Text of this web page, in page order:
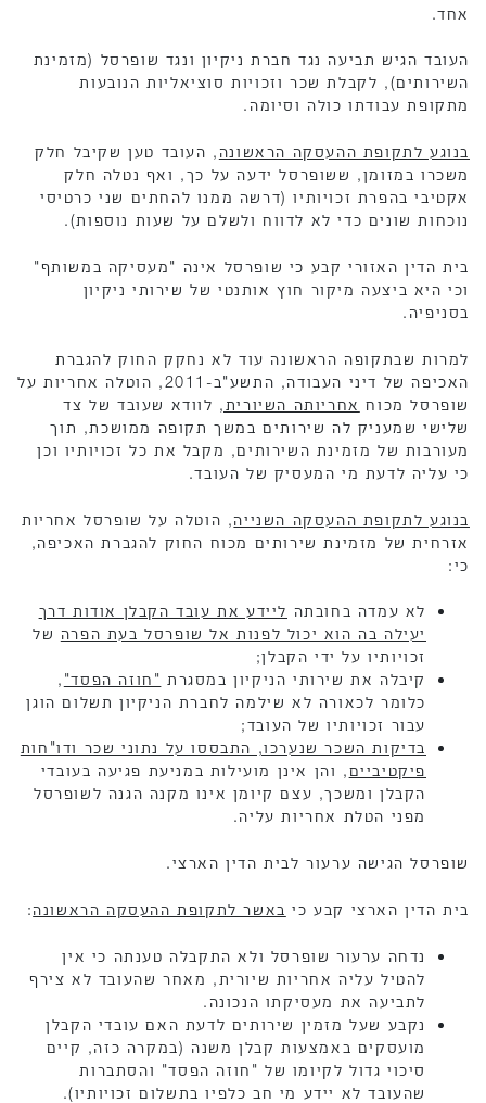
אחד.
העובד הגיש תביעה נגד חברת ניקיון ונגד שופרסל (מזמינת
השירותים), לקבלת שכר וזכויות סוציאליות הנובעות
מתקופת עבודתו כולה וסיומה.
בנוגע לתקופת ההעסקה הראשונה, העובד טען שקיבל חלק
משכרו במזומן, ששופרסל ידעה על כך, ואף נטלה חלק
אקטיבי בהפרת זכויותיו (דרשה ממנו להחתים שני כרטיסי
נוכחות שונים כדי לא לדווח ולשלם על שעות נוספות).
בית הדין האזורי קבע כי שופרסל אינה "מעסיקה במשותף"
וכי היא ביצעה מיקור חוץ אותנטי של שירותי ניקיון
בסניפיה.
למרות שבתקופה הראשונה עוד לא נחקק החוק להגברת
האכיפה של דיני העבודה, התשע"ב-2011, הוטלה אחריות על
שופרסל מכוח אחריותה השיורית, לוודא שעובד של צד
שלישי שמעניק לה שירותים במשך תקופה ממושכת, תוך
מעורבות של מזמינת השירותים, מקבל את כל זכויותיו וכן
כי עליה לדעת מי המעסיק של העובד.
בנוגע לתקופת ההעסקה השנייה, הוטלה על שופרסל אחריות
אזרחית של מזמינת שירותים מכוח החוק להגברת האכיפה,
כי:
לא עמדה בחובתה ליידע את עובד הקבלן אודות דרך
יעילה בה הוא יכול לפנות אל שופרסל בעת הפרה של
זכויותיו על ידי הקבלן;
קיבלה את שירותי הניקיון במסגרת "חוזה הפסד" ,
כלומר לכאורה לא שילמה לחברת הניקיון תשלום הוגן
עבור זכויותיו של העובד;
בדיקות השכר שנערכו, התבססו על נתוני שכר ודו"חות
פיקטיביים, והן אינן מועילות במניעת פגיעה בעובדי
הקבלן ומשכך, עצם קיומן אינו מקנה הגנה לשופרסל
מפני הטלת אחריות עליה.
שופרסל הגישה ערעור לבית הדין הארצי.
בית הדין הארצי קבע כי באשר לתקופת ההעסקה הראשונה:
נדחה ערעור שופרסל ולא התקבלה טענתה כי אין
להטיל עליה אחריות שיורית, מאחר שהעובד לא צירף
לתביעה את מעסיקתו הנכונה.
נקבע שעל מזמין שירותים לדעת האם עובדי הקבלן
מועסקים באמצעות קבלן משנה (במקרה כזה, קיים
סיכוי גדול לקיומו של "חוזה הפסד" והסתברות
שהעובד לא יידע מי חב כלפיו בתשלום זכויותיו).